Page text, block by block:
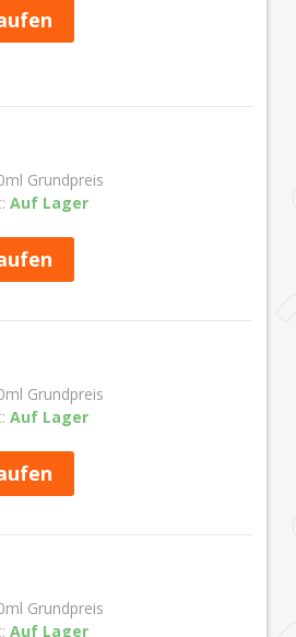
Grundpreis
Auf Lager
Grundpreis
Auf Lager
Grundpreis
Auf Lager